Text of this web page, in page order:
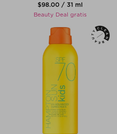
$‌98.00 / 31 ml
Beauty Deal gratis